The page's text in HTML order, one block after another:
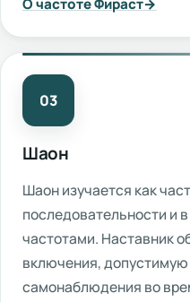
О частоте Фираст
03
Шаон
Шаон изучается как
последовательности и
частотами. Наставник
включения, допустимую
самонаблюдения во